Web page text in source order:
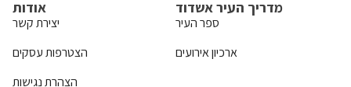
אודות
יצירת קשר
הצטרפות עסקים
הצהרת נגישות
מדריך העיר אשדוד
ספר העיר
ארכיון אירועים